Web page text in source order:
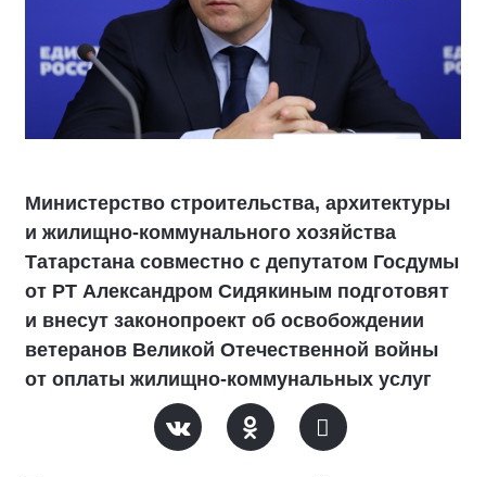
Министерство строительства, архитектуры
и жилищно-коммунального хозяйства
Татарстана совместно с депутатом Госдумы
от РТ Александром Сидякиным подготовят
и внесут законопроект об освобождении
ветеранов Великой Отечественной войны
от оплаты жилищно-коммунальных услуг